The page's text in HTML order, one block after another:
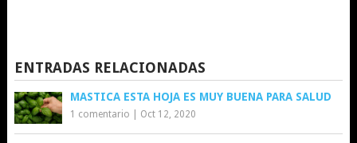
ENTRADAS RELACIONADAS
MASTICA ESTA HOJA ES MUY BUENA PARA SALUD
1 comentario Oct 12, 2020